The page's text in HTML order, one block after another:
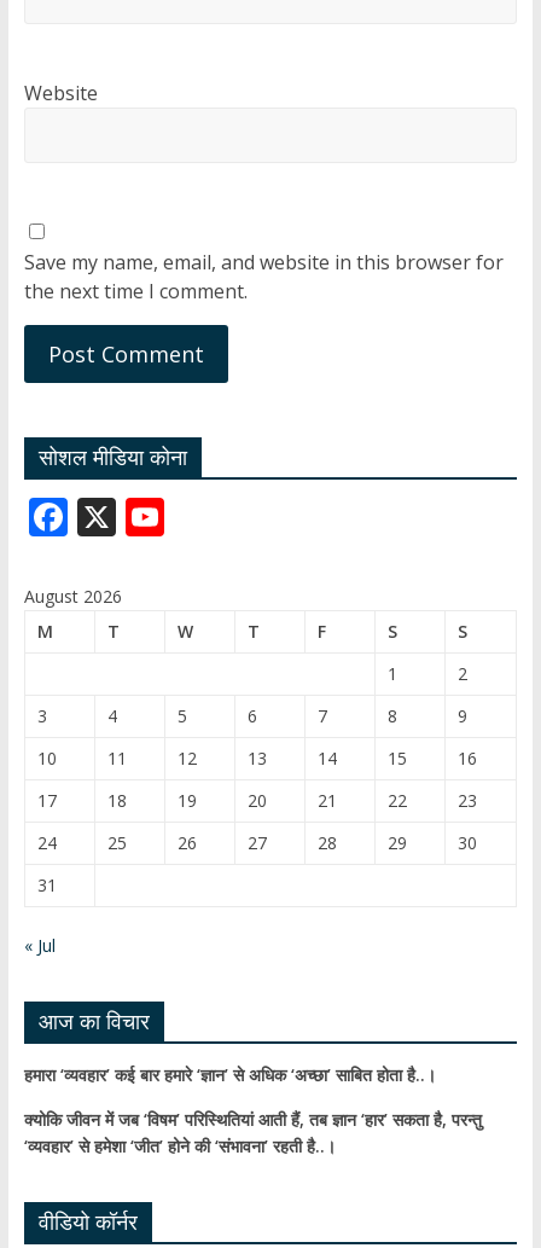
Website
Save my name, email, and website in this browser for
the next time I comment.
सोशल मीडिया कोना
F
e
X Y
T
b
e
C
h
a
August 2026
M
T W T F S
S
1
2
3
4 5 6 7 8
9
10
11 12 13 14 15
16
17
18 19 20 21 22
23
24
25 26 27 28 29
30
31
« Jul
आज का विचार
हमारा ‘व्यवहार’ कई बार हमारे ‘ज्ञान’ से अधिक ‘अच्छा’ साबित होता है..।
क्योकि जीवन में जब ‘विषम’ परिस्थितियां आती हैं,तब ज्ञान ‘हार’ सकता है,परन्तु
‘व्यवहार’ से हमेशा ‘जीत’ होने की ‘संभावना’ रहती है..।
वीडियो कॉर्नर